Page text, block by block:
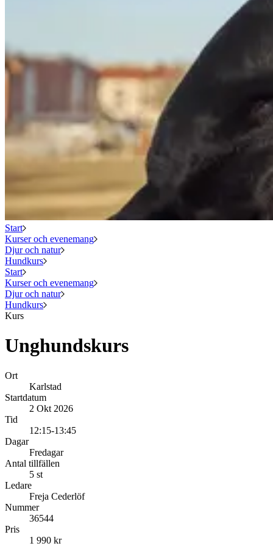
Start
Kurser och evenemang
Djur och natur
Hundkurs
Start
Kurser och evenemang
Djur och natur
Hundkurs
Kurs
Unghundskurs
Ort
Karlstad
Startdatum
2 Okt 2026
Tid
12:15-13:45
Dagar
Fredagar
Antal tillfällen
5 st
Ledare
Freja Cederlöf
Nummer
36544
Pris
1 990 kr